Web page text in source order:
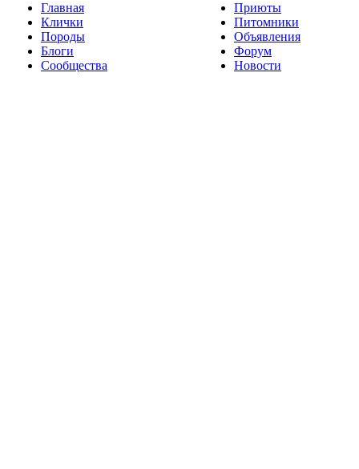
Главная
Клички
Породы
Блоги
Сообщества
Приюты
Питомники
Объявления
Форум
Новости